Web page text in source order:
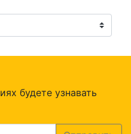
будете узнавать